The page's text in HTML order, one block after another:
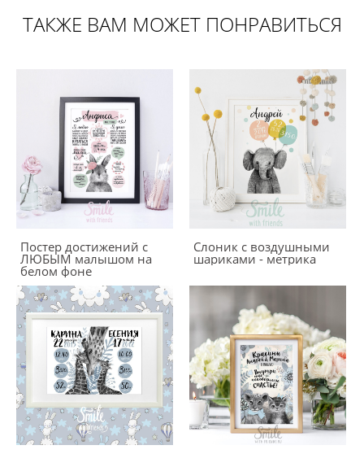
ТАКЖЕ ВАМ МОЖЕТ ПОНРАВИТЬСЯ
Постер достижений с
ЛЮБЫМ малышом на
белом фоне
Слоник с воздушными
шариками - метрика